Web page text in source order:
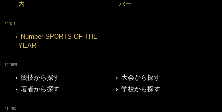
内
バー
SPECIAL
Number SPORTS OF THE
YEAR
ARCHIVE
競技から探す
大会から探す
著者から探す
学校から探す
OTHERS